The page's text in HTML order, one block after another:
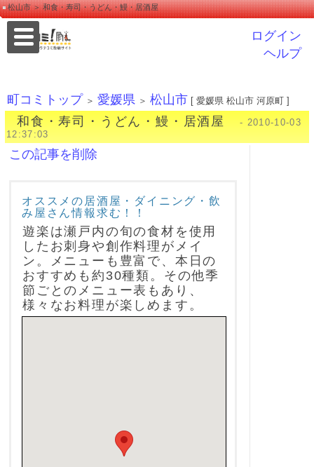
松山市 ＞ 和食・寿司・うどん・鰻・居酒屋
ログイン
ヘルプ
町コミトップ ＞ 愛媛県 ＞ 松山市 [ 愛媛県 松山市 河原町 ]
和食・寿司・うどん・鰻・居酒屋
- 2010-10-03
12:37:03
この記事を削除
オススメの居酒屋・ダイニング・飲
み屋さん情報求む！！
遊楽は瀬戸内の旬の食材を使用
したお刺身や創作料理がメイ
ン。メニューも豊富で、本日の
おすすめも約30種類。その他季
節ごとのメニュー表もあり、
様々なお料理が楽しめます。